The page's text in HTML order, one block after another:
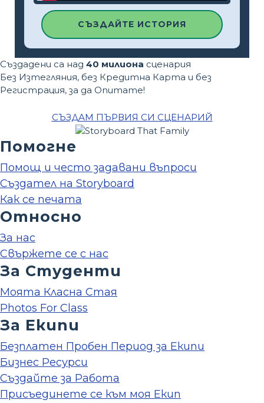
СЪЗДАЙТЕ ИСТОРИЯ
Създадени са над 40 милиона сценария
Без Изтегляния, без Кредитна Карта и без
Регистрация, за да Опитате!
СЪЗДАМ ПЪРВИЯ СИ СЦЕНАРИЙ
Помогне
Помощ и често задавани въпроси
Създател на Storyboard
Как се печата
Относно
За нас
Свържете се с нас
За Студенти
Моята Класна Стая
Photos For Class
За Екипи
Безплатен Пробен Период за Екипи
Бизнес Ресурси
Създайте за Работа
Присъединете се към моя Екип